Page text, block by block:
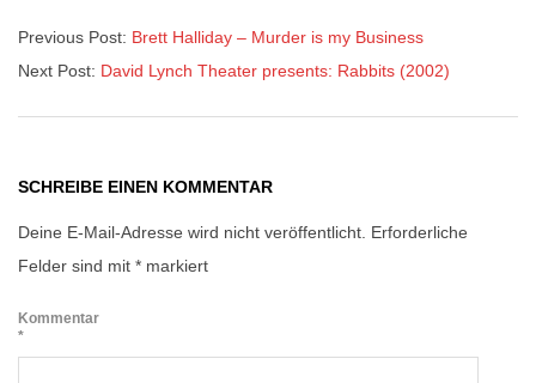
Previous Post: Brett Halliday – Murder is my Business
Next Post: David Lynch Theater presents: Rabbits (2002)
SCHREIBE EINEN KOMMENTAR
Deine E-Mail-Adresse wird nicht veröffentlicht. Erforderliche
Felder sind mit * markiert
Kommentar
*